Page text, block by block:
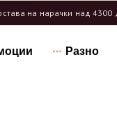
на нарачки над 4300
Разно